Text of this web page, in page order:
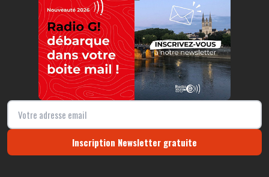
Inscription Newsletter gratuite